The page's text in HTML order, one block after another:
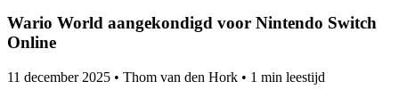
Wario World aangekondigd voor Nintendo Switch
Online
11 december 2025 • Thom van den Hork • 1 min leestijd